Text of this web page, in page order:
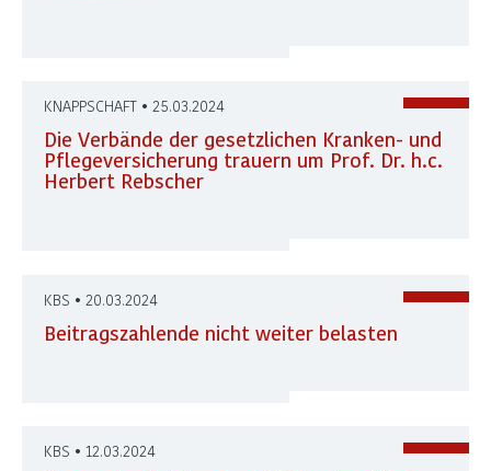
KNAPPSCHAFT • 25.03.2024
Die Verbände der gesetzlichen Kranken- und
Pflegeversicherung trauern um Prof. Dr. h.c.
Herbert Rebscher
KBS • 20.03.2024
Beitragszahlende nicht weiter belasten
KBS • 12.03.2024